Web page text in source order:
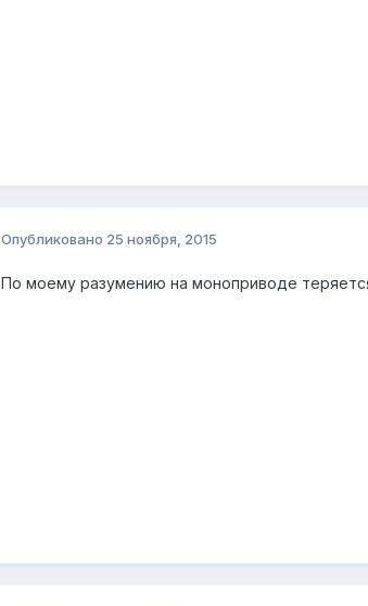
Опубликовано 25 ноября, 2015
По моему разумению на моноприводе